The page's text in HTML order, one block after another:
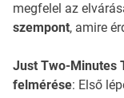
megfelel az
szempont, amire
Just Two-Minutes
felmérése: Első